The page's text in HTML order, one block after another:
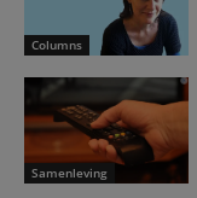
Columns
Samenleving